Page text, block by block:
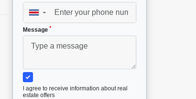
▼
Message *
I agree to receive information about real
estate offers